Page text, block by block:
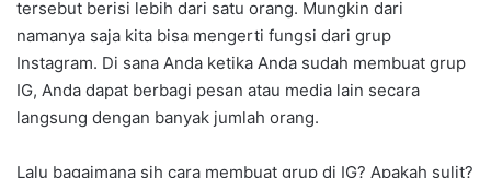
tersebut berisi lebih dari satu orang. Mungkin dari
namanya saja kita bisa mengerti fungsi dari grup
Instagram. Di sana Anda ketika Anda sudah membuat grup
IG, Anda dapat berbagi pesan atau media lain secara
langsung dengan banyak jumlah orang.
Lalu bagaimana sih cara membuat grup di IG? Apakah sulit?